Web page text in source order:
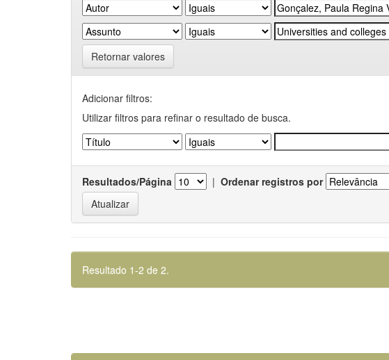
Retornar valores
Adicionar filtros:
Utilizar filtros para refinar o resultado de busca.
Resultados/Página | Ordenar registros por
Resultado 1-2 de 2.